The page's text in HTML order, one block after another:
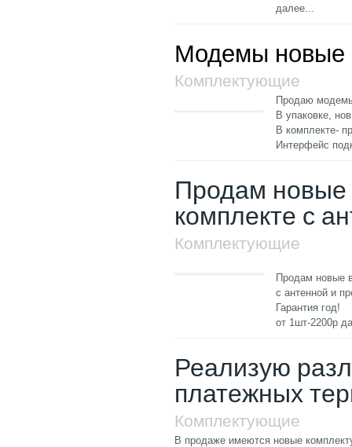
далее...
Модемы новые
Комплектующие
Продаю
В упаковке,
В комплекте-
Интерфейс
Продам новые
комплекте с
Комплектующие
Продам новые
с антенной и
Гарантия год!
от 1шт-2200р
Реализую
платежных
Комплектующие
В продаже имеются новые